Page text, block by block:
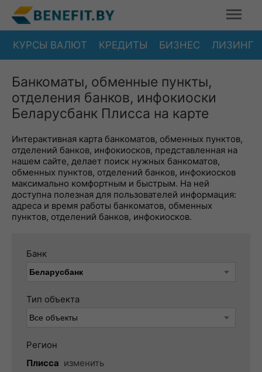
КУРСЫ ВАЛЮТ КРЕДИТЫ БИЗНЕС ЛИЗИНГ
Банкоматы, обменные пункты,
отделения банков, инфокиоски
Беларусбанк Плисса на карте
Интерактивная карта банкоматов, обменных пунктов,
отделений банков, инфокиосков, представленная на
нашем сайте, делает поиск нужных банкоматов,
обменных пунктов, отделений банков, инфокиосков
максимально комфортным и быстрым. На ней
доступна полезная для пользователей информация:
адреса и время работы банкоматов, обменных
пунктов, отделений банков, инфокиосков.
Банк
Тип объекта
Регион
Плисса изменить